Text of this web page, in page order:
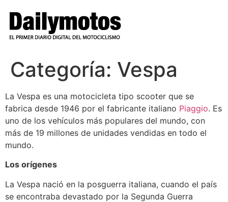
contenido
Categoría: Vespa
La Vespa es una motocicleta tipo scooter que se
fabrica desde 1946 por el fabricante italiano Piaggio. Es
uno de los vehículos más populares del mundo, con
más de 19 millones de unidades vendidas en todo el
mundo.
Los orígenes
La Vespa nació en la posguerra italiana, cuando el país
se encontraba devastado por la Segunda Guerra